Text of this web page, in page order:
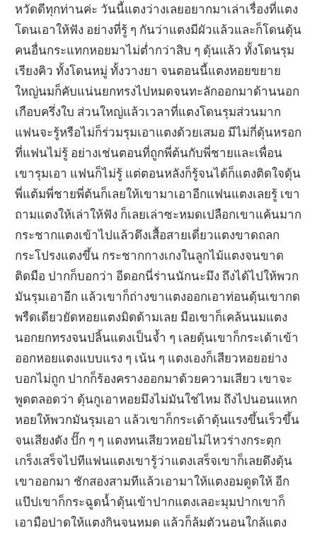
หวัดดีทุกท่านค่ะ วันนี้แตงว่างเลยอยากมาเล่าเรื่องที่แตง
โดนเอาให้ฟัง อย่างที่รู้ ๆ กันว่าแตงมีผัวแล้วและก็โดนดุ้น
คนอื่นกระแทกหอยมาไม่ต่ำกว่าสิบ ๆ ดุ้นแล้ว ทั้งโดนรุม
เรียงคิว ทั้งโดนหมู่ ทั้งวางยา จนตอนนี้แตงหอยขยาย
ใหญ่นมก็คับแน่นยกทรงไปหมดจนทะลักออกมาด้านนอก
เกือบครึ่งใบ ส่วนใหญ่แล้วเวลาที่แตงโดนรุมส่วนมาก
แฟนจะรู้หรือไม่ก็ร่วมรุมเอาแตงด้วยเสมอ มีไม่กี่ดุ้นหรอก
ที่แฟนไม่รู้ อย่างเช่นตอนที่ถูกพี่ต้นกับพี่ชายและเพื่อน
เขารุมเอา แฟนก็ไม่รู้ แต่ตอนหลังก็รู้จนได้ก็แตงติดใจดุ้น
พี่แต้มพี่ชายพี่ต้นก็เลยให้เขามาเอาอีกแฟนแตงเลยรู้ เขา
ถามแตงให้เล่าให้ฟัง ก็เลยเล่าซะหมดเปลือกเขาแค้นมาก
กระชากแตงเข้าไปแล้วดึงเสื้อสายเดี่ยวแตงขาดถลก
กระโปรงแตงขึ้น กระชากกางเกงในลูกไม้แตงจนขาด
ติดมือ ปากก็บอกว่า อีดอกนี่ร่านนักนะมึง ถึงได้ไปให้พวก
มันรุมเอาอีก แล้วเขาก็ถ่างขาแตงออกเอาท่อนดุ้นเขากด
พรืดเดียวยัดหอยแตงมิดด้ามเลย มือเขาก็เคล้นนมแตง
นอกยกทรงจนปลิ้นแดงเป็นจ้ำ ๆ เลยดุ้นเขาก็กระเด้าเข้า
ออกหอยแตงแบบแรง ๆ เน้น ๆ แตงเองก็เสียวหอยอย่าง
บอกไม่ถูก ปากก็ร้องครางออกมาด้วยความเสียว เขาจะ
พูดตลอดว่า ดุ้นกูเอาหอยมึงไม่มันใช่ไหม ถึงไปนอนแหก
หอยให้พวกมันรุมเอา แล้วเขาก็กระเด้าดุ้นแรงขึ้นเร็วขึ้น
จนเสียงดัง ปั๊ก ๆ ๆ แตงทนเสียวหอยไม่ไหวร่างกระตุก
เกร็งเสร็จไปทีแฟนแตงเขารู้ว่าแตงเสร็จเขาก็เลยดึงดุ้น
เขาออกมา ชักสองสามทีแล้วเอามาให้แตงอมดูดให้ อีก
แป๊ปเขาก็กระฉูดน้ำดุ้นเข้าปากแตงเลอะมุมปากเขาก็
เอามือปาดให้แตงกินจนหมด แล้วก็ล้มตัวนอนใกล้แตง